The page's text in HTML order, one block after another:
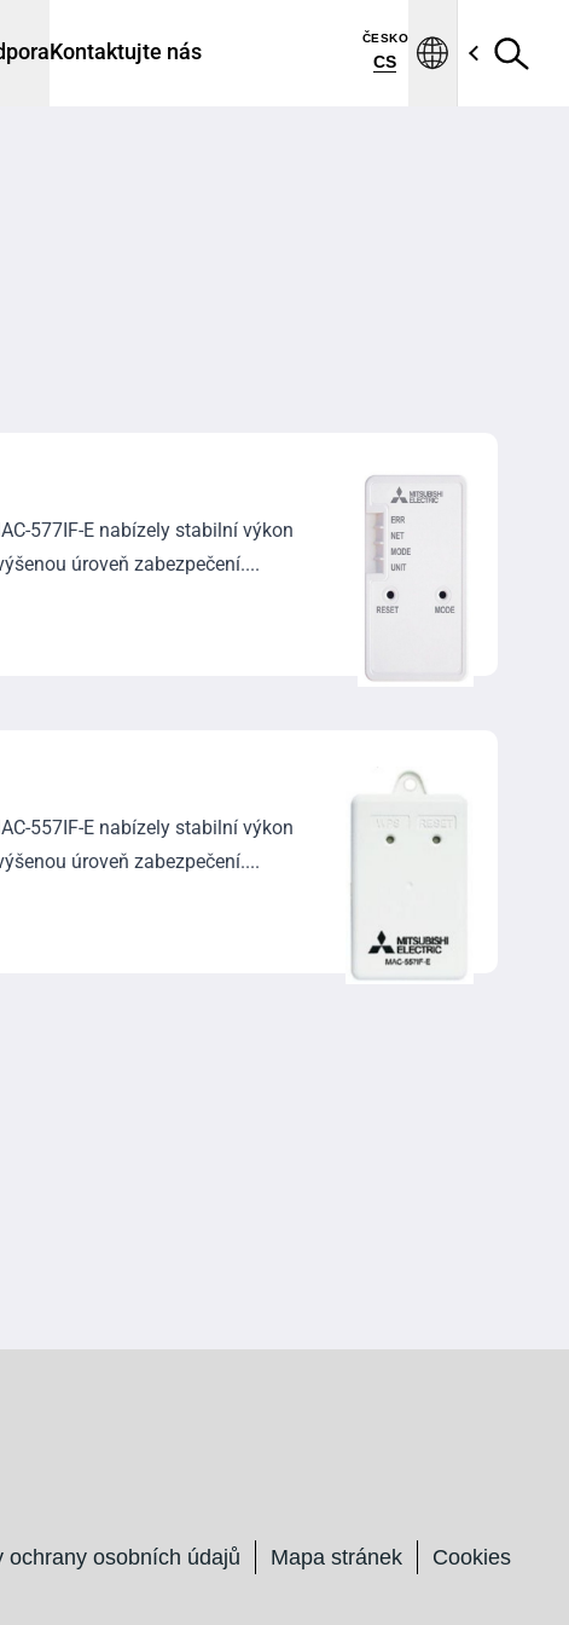
Kontaktujte nás
ČESKO
CS
577IF-E nabízely stabilní výkon
úroveň zabezpečení....
557IF-E nabízely stabilní výkon
úroveň zabezpečení....
ochrany osobních údajů Mapa stránek Cookies